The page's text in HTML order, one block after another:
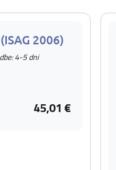
2006)
4-5 dni
45,01 €